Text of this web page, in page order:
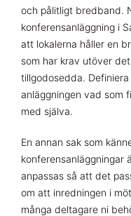
och pålitligt bredband.
konferensanläggning i
att lokalerna håller en
som har krav utöver
tillgodosedda.
anläggningen vad som
med själva.
En annan sak som
konferensanläggningar
anpassas så att det
om att inredningen i
många deltagare ni